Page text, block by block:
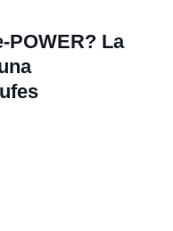
POWER? La